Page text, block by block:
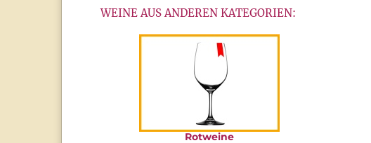
WEINE AUS ANDEREN KATEGORIEN:
Rotweine